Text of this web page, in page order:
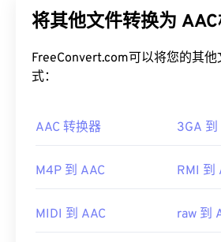
用于打开 MP2 的最佳媒体播放器
器。该播放器适用于大多数平台，
在 Windows 上，不错的选择包括
Player
jetAudio 、Winamp Helium
Mac OS X 上，
是打开此
制定者： ISO
运动图像
有用的链接：
数字广播和互联网流媒体。它是
AAC编解码器指定为MP3的改进
有效地压缩文件大小，同时提供与
如何打开 AAC 文件？
为了获得最佳效果，请使用VLC
不过，AAC 文件非常普遍，可以
将其他文件转换为
FreeConvert.com可以将您的其
式：
AAC 转换器 3GA 到
M4P 到 AAC RMI 到
MIDI 到 AAC raw 到